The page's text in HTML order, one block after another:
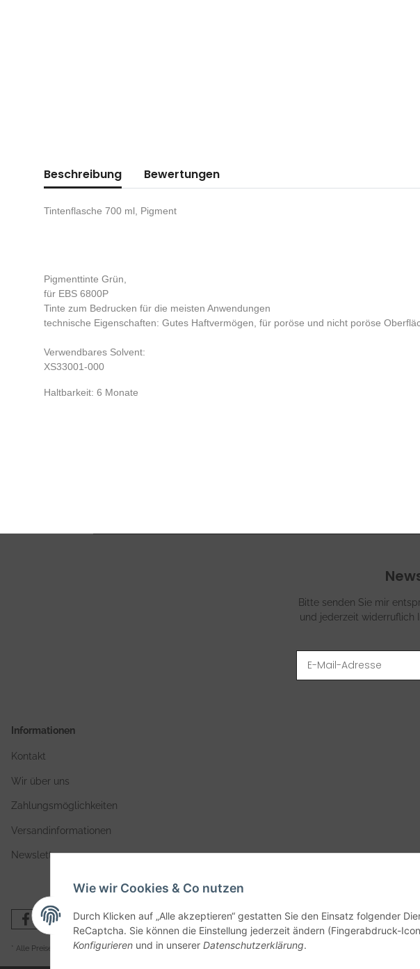
Beschreibung Bewertungen
Tintenflasche 700 ml, Pigment
Pigmenttinte Grün,
für EBS 6800P
Tinte zum Bedrucken für die meisten Anwendungen
technische Eigenschaften: Gutes Haftvermögen, für poröse und nicht poröse
Verwendbares Solvent:
XS33001-000
Haltbarkeit: 6 Monate
Bitte senden Sie mir
und jederzeit widerruflich
Informationen
Kontakt
Wir über uns
Zahlungsmöglichkeiten
Versandinformationen
Newsletter
* Alle Preise zzgl. gesetzlicher USt., zzgl.Versand
Wie wir Cookies & Co nutzen
Durch Klicken auf „Alle akzeptieren“ gestatten Sie den Einsatz folgender
ReCaptcha. Sie können die Einstellung jederzeit ändern (Fingerabdruck-
Konfigurieren und in unserer Datenschutzerklärung.